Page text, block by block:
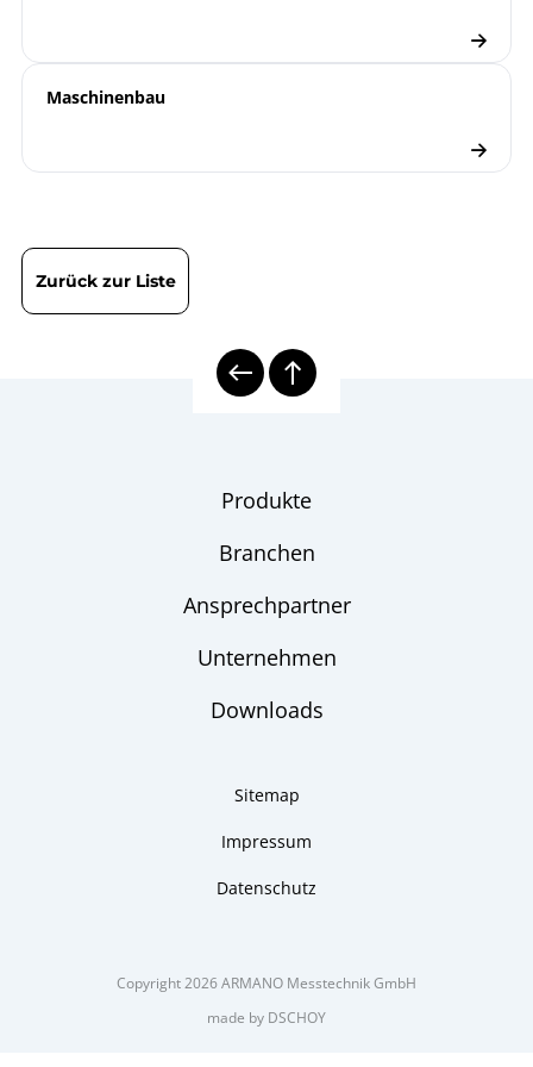
Maschinenbau
Zurück zur Liste
Produkte
Branchen
Ansprechpartner
Unternehmen
Downloads
Sitemap
Impressum
Datenschutz
Copyright 2026 ARMANO Messtechnik GmbH
made by DSCHOY